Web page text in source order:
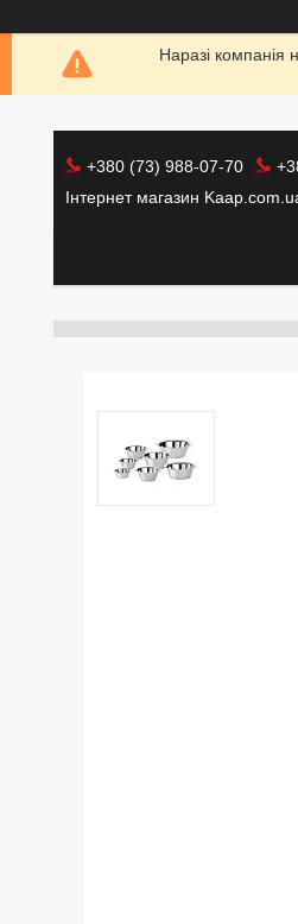
Наразі компанія
+380 (73) 988-07-70
Інтернет магазин